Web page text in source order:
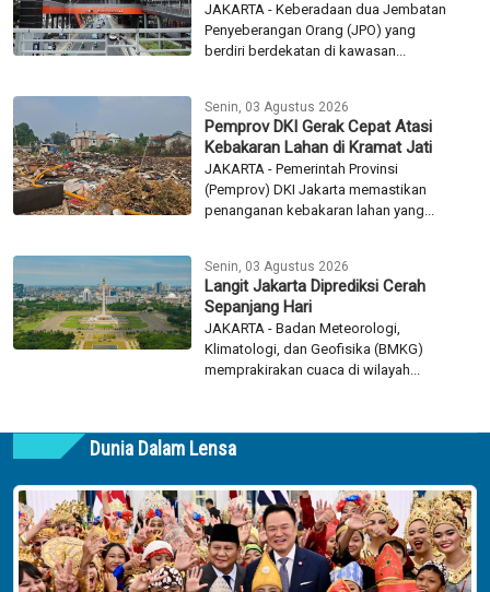
JAKARTA - Keberadaan dua Jembatan
Penyeberangan Orang (JPO) yang
berdiri berdekatan di kawasan...
Senin, 03 Agustus 2026
Pemprov DKI Gerak Cepat Atasi
Kebakaran Lahan di Kramat Jati
JAKARTA - Pemerintah Provinsi
(Pemprov) DKI Jakarta memastikan
penanganan kebakaran lahan yang...
Senin, 03 Agustus 2026
Langit Jakarta Diprediksi Cerah
Sepanjang Hari
JAKARTA - Badan Meteorologi,
Klimatologi, dan Geofisika (BMKG)
memprakirakan cuaca di wilayah...
Dunia Dalam Lensa